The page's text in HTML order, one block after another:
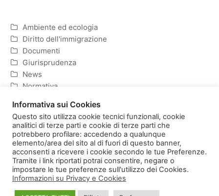
Ambiente ed ecologia
Diritto dell'immigrazione
Documenti
Giurisprudenza
News
Normativa
Homepage
Copyright
Informativa sulla Privacy e Cookies
Informativa sui Cookies
Questo sito utilizza cookie tecnici funzionali, cookie
analitici di terze parti e cookie di terze parti che
potrebbero profilare: accedendo a qualunque
elemento/area del sito al di fuori di questo banner,
acconsenti a ricevere i cookie secondo le tue Preferenze.
Tramite i link riportati potrai consentire, negare o
impostare le tue preferenze sull'utilizzo dei Cookies.
Informazioni su Privacy e Cookies